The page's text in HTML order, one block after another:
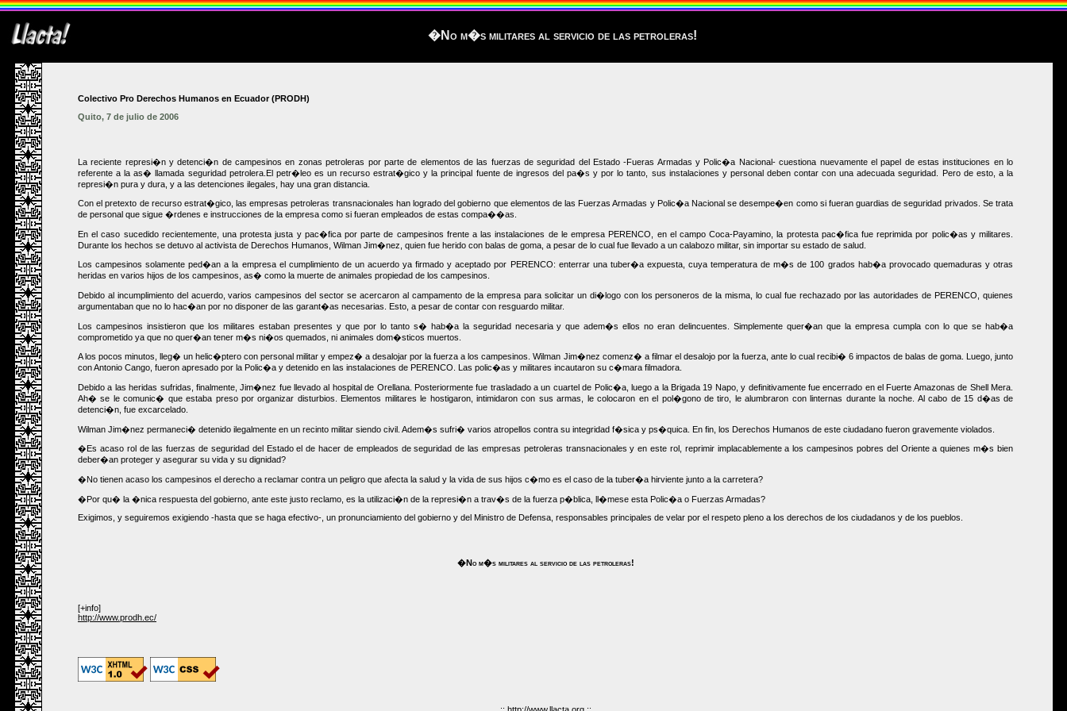
�No m�s militares al servicio de las petroleras!
Colectivo Pro Derechos Humanos en Ecuador (PRODH)
Quito, 7 de julio de 2006
La reciente represi�n y detenci�n de campesinos en zonas petroleras por parte de elementos de las fuerzas de seguridad del Estado -Fueras Armadas y Polic�a Nacional- cuestiona nuevamente el papel de estas instituciones en lo
referente a la as� llamada seguridad petrolera.El petr�leo es un recurso estrat�gico y la principal fuente de ingresos del pa�s y por lo tanto, sus instalaciones y personal deben contar con una adecuada seguridad. Pero de esto, a la
represi�n pura y dura, y a las detenciones ilegales, hay una gran distancia.
Con el pretexto de recurso estrat�gico, las empresas petroleras transnacionales han logrado del gobierno que elementos de las Fuerzas Armadas y Polic�a Nacional se desempe�en como si fueran guardias de seguridad privados. Se trata
de personal que sigue �rdenes e instrucciones de la empresa como si fueran empleados de estas compa��as.
En el caso sucedido recientemente, una protesta justa y pac�fica por parte de campesinos frente a las instalaciones de le empresa PERENCO, en el campo Coca-Payamino, la protesta pac�fica fue reprimida por polic�as y militares.
Durante los hechos se detuvo al activista de Derechos Humanos, Wilman Jim�nez, quien fue herido con balas de goma, a pesar de lo cual fue llevado a un calabozo militar, sin importar su estado de salud.
Los campesinos solamente ped�an a la empresa el cumplimiento de un acuerdo ya firmado y aceptado por PERENCO: enterrar una tuber�a expuesta, cuya temperatura de m�s de 100 grados hab�a provocado quemaduras y otras
heridas en varios hijos de los campesinos, as� como la muerte de animales propiedad de los campesinos.
Debido al incumplimiento del acuerdo, varios campesinos del sector se acercaron al campamento de la empresa para solicitar un di�logo con los personeros de la misma, lo cual fue rechazado por las autoridades de PERENCO, quienes
argumentaban que no lo hac�an por no disponer de las garant�as necesarias. Esto, a pesar de contar con resguardo militar.
Los campesinos insistieron que los militares estaban presentes y que por lo tanto s� hab�a la seguridad necesaria y que adem�s ellos no eran delincuentes. Simplemente quer�an que la empresa cumpla con lo que se hab�a
comprometido ya que no quer�an tener m�s ni�os quemados, ni animales dom�sticos muertos.
A los pocos minutos, lleg� un helic�ptero con personal militar y empez� a desalojar por la fuerza a los campesinos. Wilman Jim�nez comenz� a filmar el desalojo por la fuerza, ante lo cual recibi� 6 impactos de balas de goma. Luego, junto
con Antonio Cango, fueron apresado por la Polic�a y detenido en las instalaciones de PERENCO. Las polic�as y militares incautaron su c�mara filmadora.
Debido a las heridas sufridas, finalmente, Jim�nez fue llevado al hospital de Orellana. Posteriormente fue trasladado a un cuartel de Polic�a, luego a la Brigada 19 Napo, y definitivamente fue encerrado en el Fuerte Amazonas de Shell Mera.
Ah� se le comunic� que estaba preso por organizar disturbios. Elementos militares le hostigaron, intimidaron con sus armas, le colocaron en el pol�gono de tiro, le alumbraron con linternas durante la noche. Al cabo de 15 d�as de
detenci�n, fue excarcelado.
Wilman Jim�nez permaneci� detenido ilegalmente en un recinto militar siendo civil. Adem�s sufri� varios atropellos contra su integridad f�sica y ps�quica. En fin, los Derechos Humanos de este ciudadano fueron gravemente violados.
�Es acaso rol de las fuerzas de seguridad del Estado el de hacer de empleados de seguridad de las empresas petroleras transnacionales y en este rol, reprimir implacablemente a los campesinos pobres del Oriente a quienes m�s bien
deber�an proteger y asegurar su vida y su dignidad?
�No tienen acaso los campesinos el derecho a reclamar contra un peligro que afecta la salud y la vida de sus hijos c�mo es el caso de la tuber�a hirviente junto a la carretera?
�Por qu� la �nica respuesta del gobierno, ante este justo reclamo, es la utilizaci�n de la represi�n a trav�s de la fuerza p�blica, ll�mese esta Polic�a o Fuerzas Armadas?
Exigimos, y seguiremos exigiendo -hasta que se haga efectivo-, un pronunciamiento del gobierno y del Ministro de Defensa, responsables principales de velar por el respeto pleno a los derechos de los ciudadanos y de los pueblos.
�No m�s militares al servicio de las petroleras!
[+info]
http://www.prodh.ec/